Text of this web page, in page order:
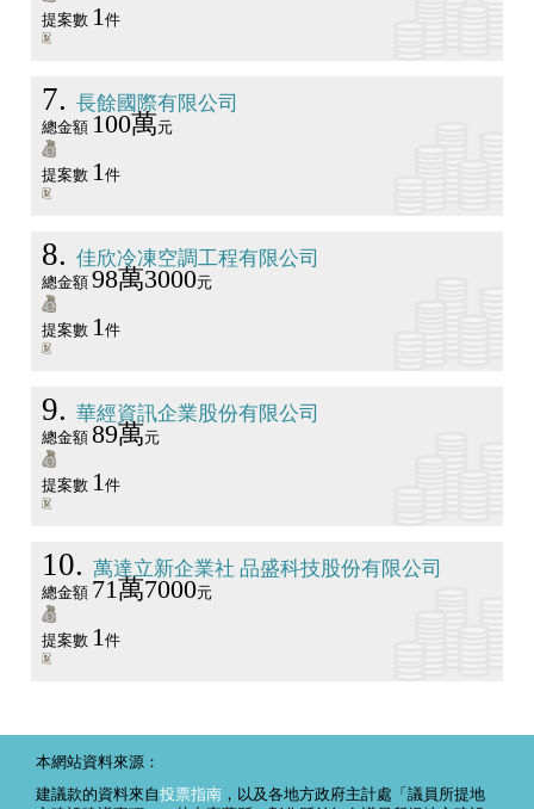
提案數 1件
7 長餘國際有限公司
總金額 100萬元
提案數 1件
8 佳欣冷凍空調工程有限公司
總金額 98萬3000元
提案數 1件
9 華經資訊企業股份有限公司
總金額 89萬元
提案數 1件
10 萬達立新企業社 品盛科技股份有限公司
總金額 71萬7000元
提案數 1件
本網站資料來源：
建議款的資料來自投票指南 ，以及各地方政府主計處「議員所提地